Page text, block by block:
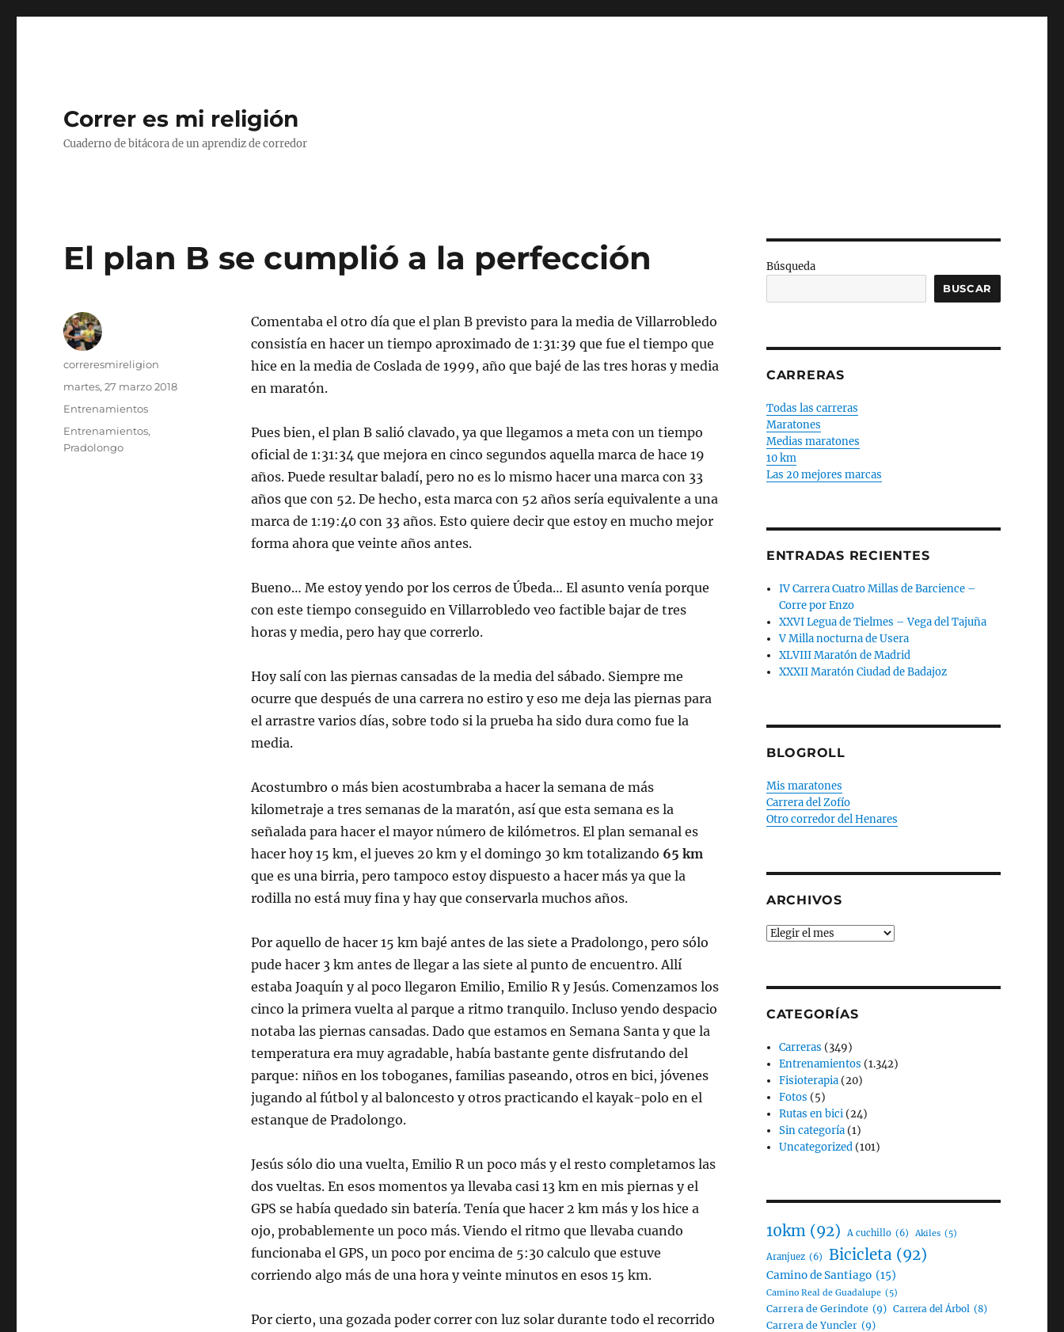
Correr es mi religión
Cuaderno de bitácora de un aprendiz de corredor
El plan B se cumplió a la perfección
Comentaba el otro día que el plan B previsto para la media de Villarrobledo
consistía en hacer un tiempo aproximado de 1:31:39 que fue el tiempo que
hice en la media de Coslada de 1999, año que bajé de las tres horas y media
en maratón.
Pues bien, el plan B salió clavado, ya que llegamos a meta con un tiempo
oficial de 1:31:34 que mejora en cinco segundos aquella marca de hace 19
años. Puede resultar baladí, pero no es lo mismo hacer una marca con 33
años que con 52. De hecho, esta marca con 52 años sería equivalente a una
marca de 1:19:40 con 33 años. Esto quiere decir que estoy en mucho mejor
forma ahora que veinte años antes.
Bueno… Me estoy yendo por los cerros de Úbeda… El asunto venía porque
con este tiempo conseguido en Villarrobledo veo factible bajar de tres
horas y media, pero hay que correrlo.
Hoy salí con las piernas cansadas de la media del sábado. Siempre me
ocurre que después de una carrera no estiro y eso me deja las piernas para
el arrastre varios días, sobre todo si la prueba ha sido dura como fue la
media.
Acostumbro o más bien acostumbraba a hacer la semana de más
kilometraje a tres semanas de la maratón, así que esta semana es la
señalada para hacer el mayor número de kilómetros. El plan semanal es
hacer hoy 15 km, el jueves 20 km y el domingo 30 km totalizando 65 km
que es una birria, pero tampoco estoy dispuesto a hacer más ya que la
rodilla no está muy fina y hay que conservarla muchos años.
Por aquello de hacer 15 km bajé antes de las siete a Pradolongo, pero sólo
pude hacer 3 km antes de llegar a las siete al punto de encuentro. Allí
estaba Joaquín y al poco llegaron Emilio, Emilio R y Jesús. Comenzamos los
cinco la primera vuelta al parque a ritmo tranquilo. Incluso yendo despacio
notaba las piernas cansadas. Dado que estamos en Semana Santa y que la
temperatura era muy agradable, había bastante gente disfrutando del
parque: niños en los toboganes, familias paseando, otros en bici, jóvenes
jugando al fútbol y al baloncesto y otros practicando el kayak-polo en el
estanque de Pradolongo.
Jesús sólo dio una vuelta, Emilio R un poco más y el resto completamos las
dos vueltas. En esos momentos ya llevaba casi 13 km en mis piernas y el
GPS se había quedado sin batería. Tenía que hacer 2 km más y los hice a
ojo, probablemente un poco más. Viendo el ritmo que llevaba cuando
funcionaba el GPS, un poco por encima de 5:30 calculo que estuve
corriendo algo más de una hora y veinte minutos en esos 15 km.
Por cierto, una gozada poder correr con luz solar durante todo el recorrido
Autor
correresmireligion
Publicado
martes, 27 marzo 2018
Categorías
Entrenamientos
Etiquetas
Entrenamientos,
Pradolongo
Búsqueda
BUSCAR
CARRERAS
Todas las carreras
Maratones
Medias maratones
10 km
Las 20 mejores marcas
ENTRADAS RECIENTES
IV Carrera Cuatro Millas de Barcience –
Corre por Enzo
XXVI Legua de Tielmes – Vega del Tajuña
V Milla nocturna de Usera
XLVIII Maratón de Madrid
XXXII Maratón Ciudad de Badajoz
BLOGROLL
Mis maratones
Carrera del Zofío
Otro corredor del Henares
ARCHIVOS
Archivos
CATEGORÍAS
Carreras (349)
Entrenamientos (1.342)
Fisioterapia (20)
Fotos (5)
Rutas en bici (24)
Sin categoría (1)
Uncategorized (101)
10km (92) A cuchillo (6) Akiles (5)
Aranjuez (6) Bicicleta (92)
Camino de Santiago (15)
Camino Real de Guadalupe (5)
Carrera de Gerindote (9) Carrera del Árbol (8)
Carrera de Yuncler (9)